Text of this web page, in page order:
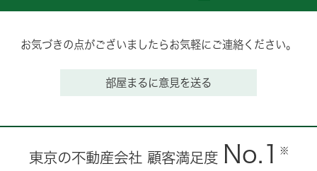
お気づきの点がございましたらお気軽にご連絡ください。
部屋まるに意見を送る
東京の不動産会社 顧客満足度 No.1 ※